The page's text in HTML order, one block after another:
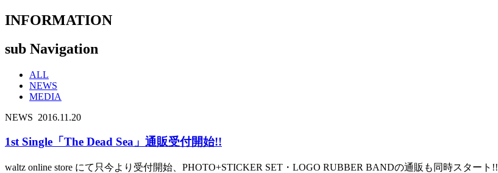
INFORMATION
sub Navigation
ALL
NEWS
MEDIA
NEWS 2016.11.20
1st Single「The Dead Sea」通販受付開始!!
waltz online store にて只今より受付開始、PHOTO+STICKER SET・LOGO RUBBER BANDの通販も同時スタート!!